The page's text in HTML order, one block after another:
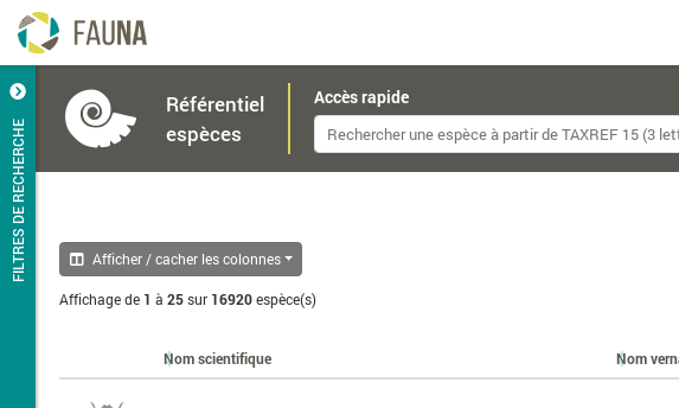
FILTRES DE RECHERCHE
Référentiel
espèces
Accès rapide
Afficher / cacher les colonnes
Affichage de 1 à 25sur 16920espèce(s)
Nom scientifique Nom